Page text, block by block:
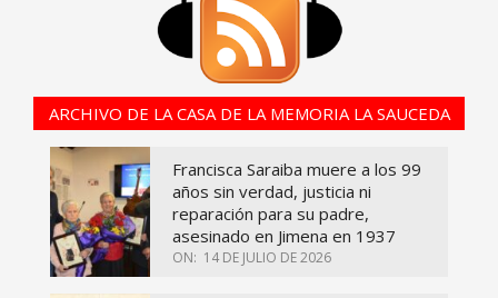
ARCHIVO DE LA CASA DE LA MEMORIA LA SAUCEDA
Francisca Saraiba muere a los 99
años sin verdad, justicia ni
reparación para su padre,
asesinado en Jimena en 1937
ON: 14 DE JULIO DE 2026